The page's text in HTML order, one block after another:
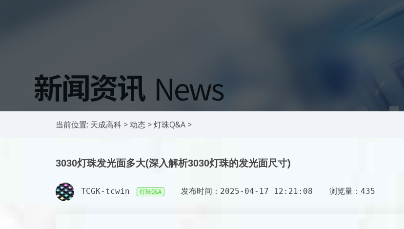
当前位置: 天成高科 >动态 >灯珠Q&A >
3030灯珠发光面多大(深入解析3030灯珠的发光面尺寸)
TCGK-tcwin 灯珠Q&A 发布时间：2025-04-17 12:21:08 浏览量：435